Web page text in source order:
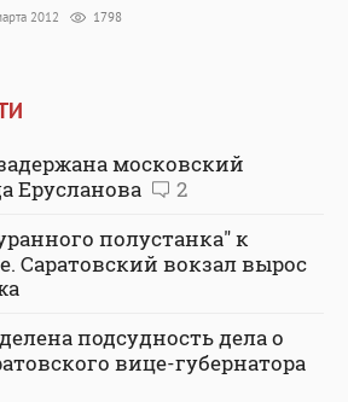
2012 1798
московский
Ерусланова
2
полустанка" к
Саратовский вокзал вырос
подсудность дела о
вице-губернатора